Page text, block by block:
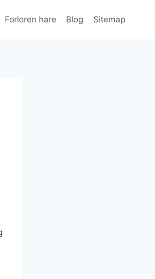
Forloren hare Blog Sitemap